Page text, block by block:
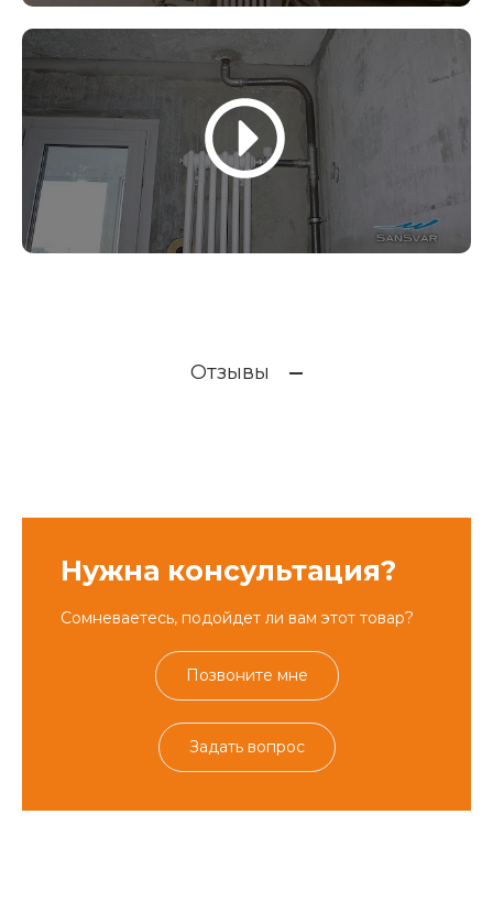
Отзывы
Нужна консультация?
Сомневаетесь, подойдет ли вам этот товар?
Позвоните мне
Задать вопрос